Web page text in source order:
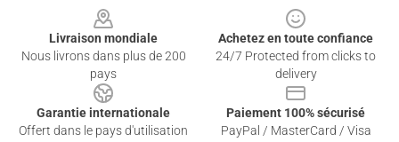
Livraison mondiale
Nous livrons dans plus de 200
pays
Achetez en toute confiance
24/7 Protected from clicks to
delivery
Garantie internationale
Offert dans le pays d'utilisation
Paiement 100% sécurisé
PayPal / MasterCard / Visa